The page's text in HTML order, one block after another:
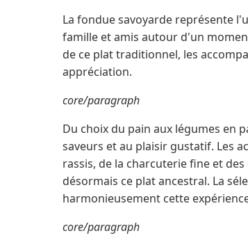
La fondue savoyarde représente
famille et amis autour d'un
de ce plat traditionnel, les
appréciation.
core/paragraph
Du choix du pain aux légumes en
saveurs et au plaisir gustatif. Les
rassis, de la charcuterie fine et
désormais ce plat ancestral. La
harmonieusement cette
core/paragraph